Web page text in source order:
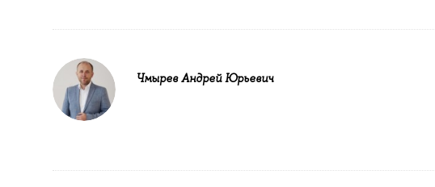
Чмырев Андрей Юрьевич